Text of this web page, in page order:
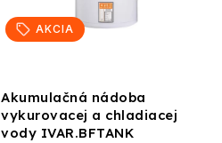
AKCIA
Akumulačná nádoba
vykurovacej a chladiacej
vody IVAR.BFTANK